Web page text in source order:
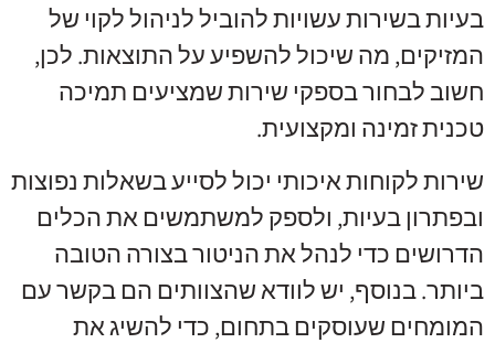
בעיות בשירות עשויות להוביל לניהול לקוי של
המזיקים, מה שיכול להשפיע על התוצאות. לכן,
חשוב לבחור בספקי שירות שמציעים תמיכה
טכנית זמינה ומקצועית.
שירות לקוחות איכותי יכול לסייע בשאלות נפוצות
ובפתרון בעיות, ולספק למשתמשים את הכלים
הדרושים כדי לנהל את הניטור בצורה הטובה
ביותר. בנוסף, יש לוודא שהצוותים הם בקשר עם
המומחים שעוסקים בתחום, כדי להשיג את